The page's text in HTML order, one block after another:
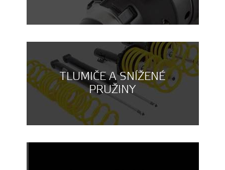
TLUMIČE A SNÍŽENÉ
PRUŽINY